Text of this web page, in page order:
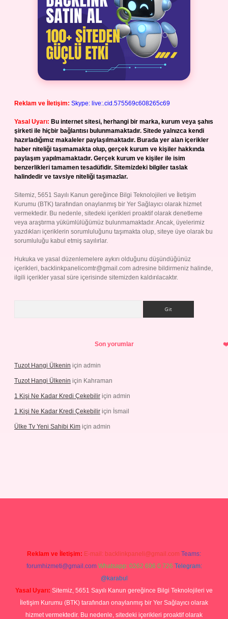
Reklam ve İletişim: Skype: live:.cid.575569c608265c69
Yasal Uyarı: Bu internet sitesi, herhangi bir marka, kurum veya şahıs
şirketi ile hiçbir bağlantısı bulunmamaktadır. Sitede yalnızca kendi
hazırladığımız makaleler paylaşılmaktadır. Burada yer alan içerikler
haber niteliği taşımamakta olup, gerçek kurum ve kişiler hakkında
paylaşım yapılmamaktadır. Gerçek kurum ve kişiler ile isim
benzerlikleri tamamen tesadüfidir. Sitemizdeki bilgiler taslak
halindedir ve tavsiye niteliği taşımazlar.
Sitemiz, 5651 Sayılı Kanun gereğince Bilgi Teknolojileri ve İletişim
Kurumu (BTK) tarafından onaylanmış bir Yer Sağlayıcı olarak hizmet
vermektedir. Bu nedenle, sitedeki içerikleri proaktif olarak denetleme
veya araştırma yükümlülüğümüz bulunmamaktadır. Ancak, üyelerimiz
yazdıkları içeriklerin sorumluluğunu taşımakta olup, siteye üye olarak bu
sorumluluğu kabul etmiş sayılırlar.
Hukuka ve yasal düzenlemelere aykırı olduğunu düşündüğünüz
içerikleri, backlinkpanelicomtr@gmail.com adresine bildirmeniz halinde,
ilgili içerikler yasal süre içerisinde sitemizden kaldırılacaktır.
Son yorumlar
Tuzot Hangi Ülkenin için admin
Tuzot Hangi Ülkenin için Kahraman
1 Kişi Ne Kadar Kredi Çekebilir için admin
1 Kişi Ne Kadar Kredi Çekebilir için İsmail
Ülke Tv Yeni Sahibi Kim için admin
Reklam ve İletişim: E-mail: backlinkpaneli@gmail.com Teams:
forumhizmeti@gmail.com Whatsapp: 0262 606 0 726 Telegram:
@karabul
Yasal Uyarı: Sitemiz, 5651 Sayılı Kanun gereğince Bilgi Teknolojileri ve
İletişim Kurumu (BTK) tarafından onaylanmış bir Yer Sağlayıcı olarak
hizmet vermektedir. Bu nedenle, sitedeki içerikleri proaktif olarak